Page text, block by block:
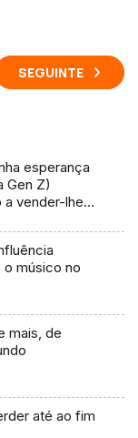
SEGUINTE
esperança
Gen Z)
vender-lhes
músico no
mais, de
até ao fim